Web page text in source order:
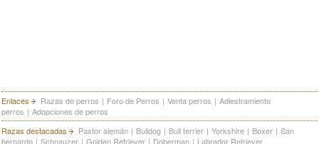
Enlaces Razas de perros | Foro de Perros | Venta perros | Adiestramiento
perros | Adopciones de perros
Razas destacadas
Pastor alemán | Bulldog | Bull terrier | Yorkshire | Boxer | San
bernardo | Schnauzer | Golden Retriever | Doberman | Labrador Retriever